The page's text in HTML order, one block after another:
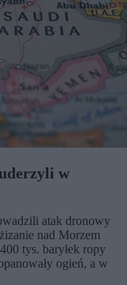
w
atak dronowy
nad Morzem
tys. baryłek ropy
ogień, a w